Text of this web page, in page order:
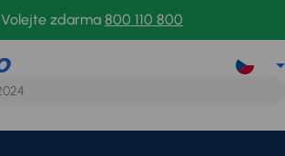
Volejte zdarma 800 110 800